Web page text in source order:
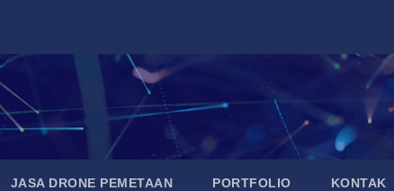
JASA DRONE PEMETAAN PORTFOLIO KONTAK